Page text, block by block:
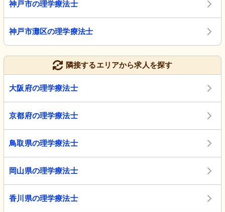
神戸市の理学療法士
神戸市灘区の理学療法士
隣接するエリアから求人を探す
大阪府の理学療法士
京都府の理学療法士
鳥取県の理学療法士
岡山県の理学療法士
香川県の理学療法士